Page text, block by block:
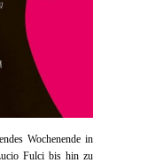
Wochenende in
Fulci bis hin zu